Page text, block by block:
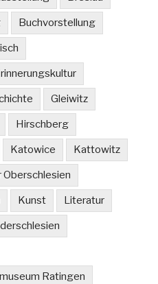
Buchvorstellung
Gleiwitz
Hirschberg
Katowice Kattowitz
Oberschlesien
Kunst Literatur
Ratingen